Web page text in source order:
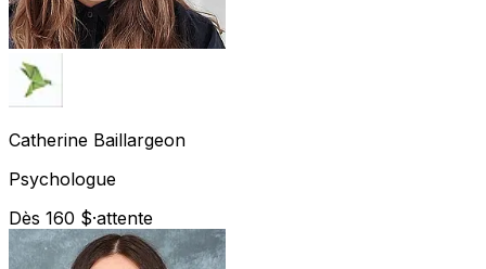
Catherine Baillargeon
Psychologue
Dès 160 $·attente